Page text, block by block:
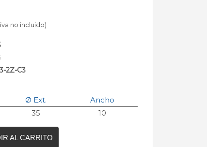
no incluido)
2Z-C3
Ø Ext.
Ancho
35 10
AL CARRITO